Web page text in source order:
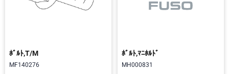
ﾎﾞﾙﾄ,T/M
MF140276
ﾎﾞﾙﾄ,ﾏﾆﾎﾙﾄﾞ
MH000831